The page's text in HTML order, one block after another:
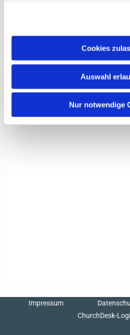
Cookies
Auswahl
Nur notwendige
Dies könnte
Impressum
ChurchDesk-